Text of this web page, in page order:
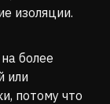
изоляции.
более
или
потому что